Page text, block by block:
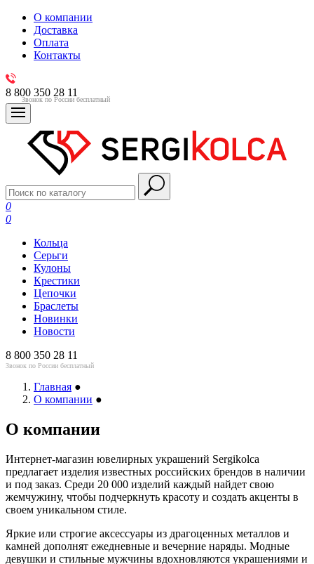
О компании
Доставка
Оплата
Контакты
8 800 350 28 11
Звонок по России бесплатный
0
0
Кольца
Серьги
Кулоны
Крестики
Цепочки
Браслеты
Новинки
Новости
8 800 350 28 11
Звонок по России бесплатный
Главная ●
О компании ●
О компании
Интернет-магазин ювелирных украшений Sergikolca
предлагает изделия известных российских брендов в наличии
и под заказ. Среди 20 000 изделий каждый найдет свою
жемчужину, чтобы подчеркнуть красоту и создать акценты в
своем уникальном стиле.
Яркие или строгие аксессуары из драгоценных металлов и
камней дополнят ежедневные и вечерние наряды. Модные
девушки и стильные мужчины вдохновляются украшениями и